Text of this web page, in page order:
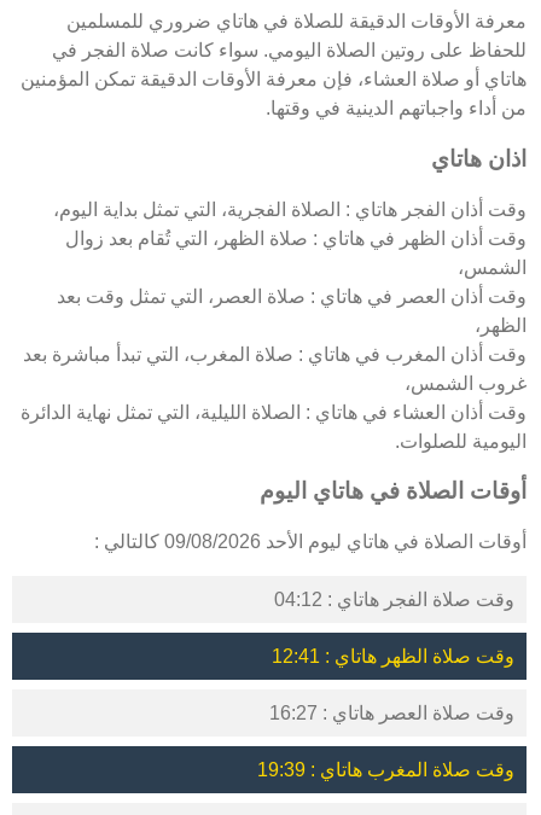
معرفة الأوقات الدقيقة للصلاة في هاتاي ضروري للمسلمين
للحفاظ على روتين الصلاة اليومي. سواء كانت صلاة الفجر في
هاتاي أو صلاة العشاء، فإن معرفة الأوقات الدقيقة تمكن المؤمنين
من أداء واجباتهم الدينية في وقتها.
اذان هاتاي
وقت أذان الفجر هاتاي : الصلاة الفجرية، التي تمثل بداية اليوم،
وقت أذان الظهر في هاتاي : صلاة الظهر، التي تُقام بعد زوال
الشمس،
وقت أذان العصر في هاتاي : صلاة العصر، التي تمثل وقت بعد
الظهر،
وقت أذان المغرب في هاتاي : صلاة المغرب، التي تبدأ مباشرة بعد
غروب الشمس،
وقت أذان العشاء في هاتاي : الصلاة الليلية، التي تمثل نهاية الدائرة
اليومية للصلوات.
أوقات الصلاة في هاتاي اليوم
أوقات الصلاة في هاتاي ليوم الأحد 09/08/2026 كالتالي :
وقت صلاة الفجر هاتاي : 04:12
وقت صلاة الظهر هاتاي : 12:41
وقت صلاة العصر هاتاي : 16:27
وقت صلاة المغرب هاتاي : 19:39